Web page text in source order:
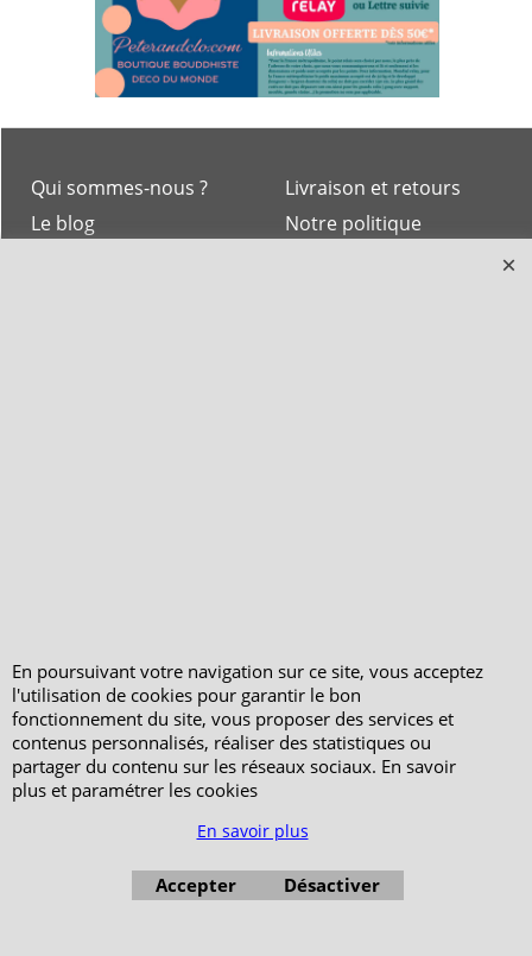
Livraison et retours
Notre politique
environnementale
Qui sommes-nous ?
Le blog
En poursuivant votre navigation sur ce site, vous acceptez
l'utilisation de cookies pour garantir le bon
fonctionnement du site, vous proposer des services et
contenus personnalisés, réaliser des statistiques ou
partager du contenu sur les réseaux sociaux. En savoir
plus et paramétrer les cookies
En savoir plus
Accepter Désactiver